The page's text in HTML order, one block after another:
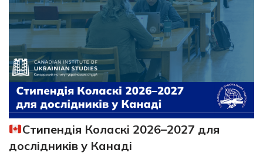
Стипендія Коласкі 2026–2027 для
дослідників у Канаді